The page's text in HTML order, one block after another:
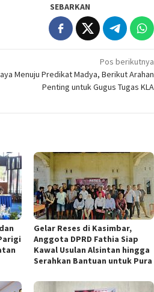
SEBARKAN
Pos berikutnya
Menuju Predikat Madya, Berikut Arahan
Penting untuk Gugus Tugas KLA
Gelar Reses di Kasimbar,
Anggota DPRD Fathia Siap
Kawal Usulan Alsintan hingga
Serahkan Bantuan untuk Pura